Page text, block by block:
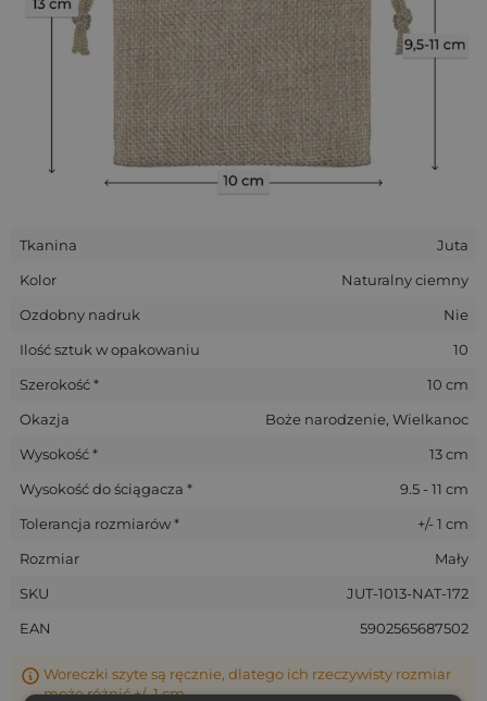
Woreczki jutowe w stylu wellness - elegancja i
funkcjonalność
Woreczki jutowe
to praktyczne i stylowe opakowanie, które
świetnie wpisuje się w estetykę wellness
. Doskonale
sprawdzają się do pakowania kosmetyków ,aromatycznych
soli kąpielowych,małych zestawów SPAczydrobnych
upominków, nadając im profesjonalny i harmonijny wygląd.
Twoja marka w centrum uwagi
Rozmiar 10 x 13 cm to idealna powierzchnia na Twoje logo.
konferencje. To prosty i skuteczny sposób na budowanie
konkurencji.
Postaw na sprawdzone rozwiązanie, które zdobyło
zaufanie setek firm. Zamów teraz!
Tkanina
Juta
Kolor
Naturalny ciemny
Ozdobny nadruk
Nie
Ilość sztuk w opakowaniu
10
Szerokość *
10 cm
Okazja
Boże narodzenie, Wielkanoc
Wysokość *
13 cm
Wysokość do ściągacza *
9.5 - 11 cm
Tolerancja rozmiarów *
+/- 1 cm
Rozmiar
Mały
SKU
JUT-1013-NAT-172
EAN
5902565687502
Woreczki szyte są ręcznie, dlatego ich rzeczywisty rozmiar
może różnić +/- 1 cm